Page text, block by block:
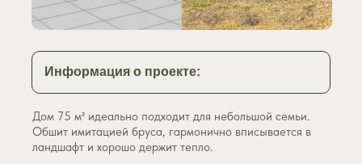
Информация о проекте:
Дом 75 м² идеально подходит для небольшой семьи.
Обшит имитацией бруса, гармонично вписывается в
ландшафт и хорошо держит тепло.
картинку
или
после